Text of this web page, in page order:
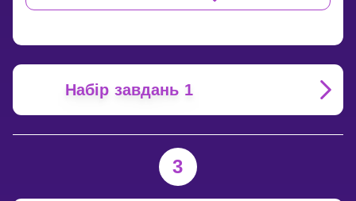
І
Набір завдань 1
3